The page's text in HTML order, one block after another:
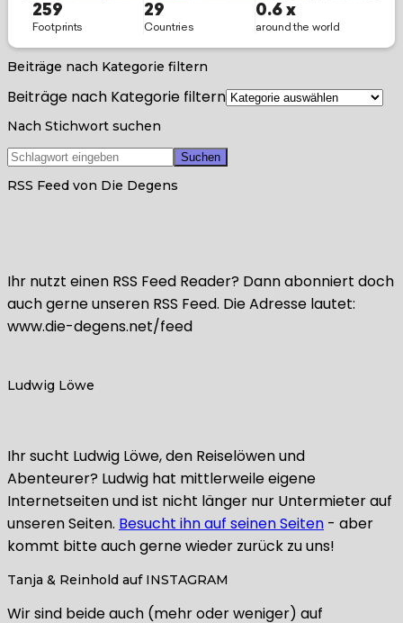
Beiträge nach Kategorie filtern
Beiträge nach Kategorie filtern
Nach Stichwort suchen
RSS Feed von Die Degens
Ihr nutzt einen RSS Feed Reader? Dann abonniert doch
auch gerne unseren RSS Feed. Die Adresse lautet:
www.die-degens.net/feed
Ludwig Löwe
Ihr sucht Ludwig Löwe, den Reiselöwen und
Abenteurer? Ludwig hat mittlerweile eigene
Internetseiten und ist nicht länger nur Untermieter auf
unseren Seiten. Besucht ihn auf seinen Seiten - aber
kommt bitte auch gerne wieder zurück zu uns!
Tanja & Reinhold auf INSTAGRAM
Wir sind beide auch (mehr oder weniger) auf